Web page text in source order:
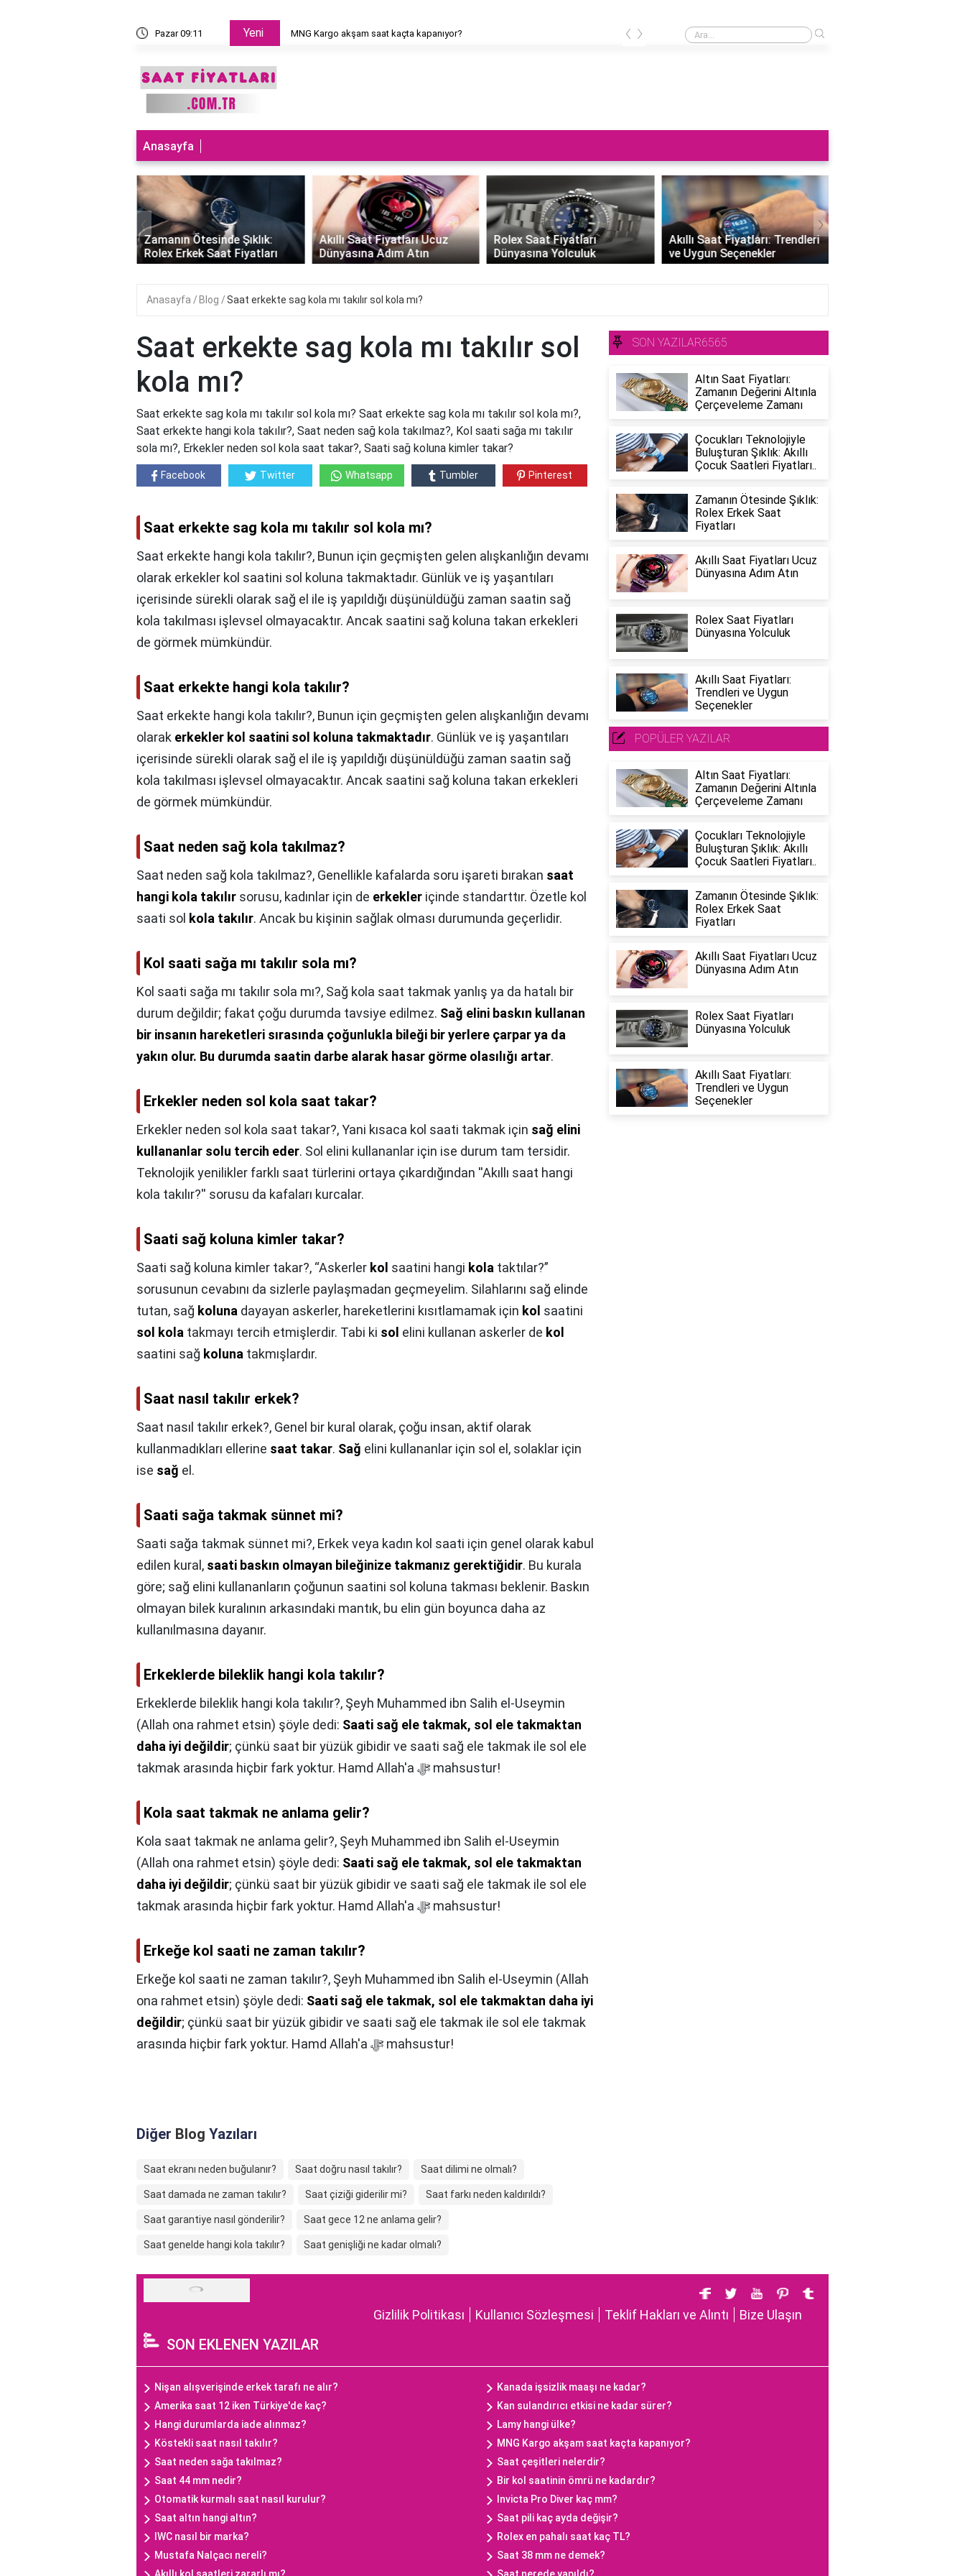
Pazar 09:11 Yeni MNG Kargo akşam saat kaçta kapanıyor? Saat neden sağa takılmaz?
‹ ›
Anasayfa
Zamanın Ötesinde Şıklık:
Rolex Erkek Saat Fiyatları
Akıllı Saat Fiyatları Ucuz
Dünyasına Adım Atın
Rolex Saat Fiyatları
Dünyasına Yolculuk
Akıllı Saat Fiyatları: Trendleri
ve Uygun Seçenekler
‹ ›
Anasayfa Blog Saat erkekte sag kola mı takılır sol kola mı?
Saat erkekte sag kola mı takılır sol
kola mı?
Saat erkekte sag kola mı takılır sol kola mı? Saat erkekte sag kola mı takılır sol kola mı?,
Saat erkekte hangi kola takılır?, Saat neden sağ kola takılmaz?, Kol saati sağa mı takılır
sola mı?, Erkekler neden sol kola saat takar?, Saati sağ koluna kimler takar?
Facebook Twitter Whatsapp Tumbler Pinterest
Saat erkekte sag kola mı takılır sol kola mı?
Saat erkekte hangi kola takılır?, Bunun için geçmişten gelen alışkanlığın devamı
olarak erkekler kol saatini sol koluna takmaktadır. Günlük ve iş yaşantıları
içerisinde sürekli olarak sağ el ile iş yapıldığı düşünüldüğü zaman saatin sağ
kola takılması işlevsel olmayacaktır. Ancak saatini sağ koluna takan erkekleri
de görmek mümkündür.
Saat erkekte hangi kola takılır?
Saat erkekte hangi kola takılır?, Bunun için geçmişten gelen alışkanlığın devamı
olarak erkekler kol saatini sol koluna takmaktadır. Günlük ve iş yaşantıları
içerisinde sürekli olarak sağ el ile iş yapıldığı düşünüldüğü zaman saatin sağ
kola takılması işlevsel olmayacaktır. Ancak saatini sağ koluna takan erkekleri
de görmek mümkündür.
Saat neden sağ kola takılmaz?
Saat neden sağ kola takılmaz?, Genellikle kafalarda soru işareti bırakan saat
hangi kola takılır sorusu, kadınlar için de erkekler içinde standarttır. Özetle kol
saati sol kola takılır. Ancak bu kişinin sağlak olması durumunda geçerlidir.
Kol saati sağa mı takılır sola mı?
Kol saati sağa mı takılır sola mı?, Sağ kola saat takmak yanlış ya da hatalı bir
durum değildir; fakat çoğu durumda tavsiye edilmez. Sağ elini baskın kullanan
bir insanın hareketleri sırasında çoğunlukla bileği bir yerlere çarpar ya da
yakın olur. Bu durumda saatin darbe alarak hasar görme olasılığı artar.
Erkekler neden sol kola saat takar?
Erkekler neden sol kola saat takar?,Yani kısaca kol saati takmak için sağ elini
kullananlar solu tercih eder. Sol elini kullananlar için ise durum tam tersidir.
Teknolojik yenilikler farklı saat türlerini ortaya çıkardığından ''Akıllı saat hangi
kola takılır?'' sorusu da kafaları kurcalar.
Saati sağ koluna kimler takar?
Saati sağ koluna kimler takar?, “Askerler kol saatini hangi kola taktılar?”
sorusunun cevabını da sizlerle paylaşmadan geçmeyelim. Silahlarını sağ elinde
tutan, sağ koluna dayayan askerler, hareketlerini kısıtlamamak için kol saatini
sol kola takmayı tercih etmişlerdir. Tabi ki sol elini kullanan askerler de kol
saatini sağ koluna takmışlardır.
Saat nasıl takılır erkek?
Saat nasıl takılır erkek?, Genel bir kural olarak, çoğu insan, aktif olarak
kullanmadıkları ellerine saat takar. Sağ elini kullananlar için sol el, solaklar için
ise sağ el.
Saati sağa takmak sünnet mi?
Saati sağa takmak sünnet mi?, Erkek veya kadın kol saati için genel olarak kabul
edilen kural, saati baskın olmayan bileğinize takmanız gerektiğidir. Bu kurala
göre; sağ elini kullananların çoğunun saatini sol koluna takması beklenir. Baskın
olmayan bilek kuralının arkasındaki mantık, bu elin gün boyunca daha az
kullanılmasına dayanır.
Erkeklerde bileklik hangi kola takılır?
Erkeklerde bileklik hangi kola takılır?, Şeyh Muhammed ibn Salih el-Useymin
(Allah ona rahmet etsin) şöyle dedi: Saati sağ ele takmak, sol ele takmaktan
daha iyi değildir; çünkü saat bir yüzük gibidir ve saati sağ ele takmak ile sol ele
takmak arasında hiçbir fark yoktur. Hamd Allah'a ﷻ mahsustur!
Kola saat takmak ne anlama gelir?
Kola saat takmak ne anlama gelir?, Şeyh Muhammed ibn Salih el-Useymin
(Allah ona rahmet etsin) şöyle dedi: Saati sağ ele takmak, sol ele takmaktan
daha iyi değildir; çünkü saat bir yüzük gibidir ve saati sağ ele takmak ile sol ele
takmak arasında hiçbir fark yoktur. Hamd Allah'a ﷻ mahsustur!
Erkeğe kol saati ne zaman takılır?
Erkeğe kol saati ne zaman takılır?, Şeyh Muhammed ibn Salih el-Useymin (Allah
ona rahmet etsin) şöyle dedi: Saati sağ ele takmak, sol ele takmaktan daha iyi
değildir; çünkü saat bir yüzük gibidir ve saati sağ ele takmak ile sol ele takmak
arasında hiçbir fark yoktur. Hamd Allah'a ﷻ mahsustur!
Diğer Blog Yazıları
Saat ekranı neden buğulanır? Saat doğru nasıl takılır? Saat dilimi ne olmalı?
Saat damada ne zaman takılır? Saat çiziği giderilir mi? Saat farkı neden kaldırıldı?
Saat garantiye nasıl gönderilir? Saat gece 12 ne anlama gelir?
Saat genelde hangi kola takılır? Saat genişliği ne kadar olmalı?
SON YAZILAR6565
Altın Saat Fiyatları:
Zamanın Değerini Altınla
Çerçeveleme Zamanı
Çocukları Teknolojiyle
Buluşturan Şıklık: Akıllı
Çocuk Saatleri Fiyatları..
Zamanın Ötesinde Şıklık:
Rolex Erkek Saat
Fiyatları
Akıllı Saat Fiyatları Ucuz
Dünyasına Adım Atın
Rolex Saat Fiyatları
Dünyasına Yolculuk
Akıllı Saat Fiyatları:
Trendleri ve Uygun
Seçenekler
POPÜLER YAZILAR
Altın Saat Fiyatları:
Zamanın Değerini Altınla
Çerçeveleme Zamanı
Çocukları Teknolojiyle
Buluşturan Şıklık: Akıllı
Çocuk Saatleri Fiyatları..
Zamanın Ötesinde Şıklık:
Rolex Erkek Saat
Fiyatları
Akıllı Saat Fiyatları Ucuz
Dünyasına Adım Atın
Rolex Saat Fiyatları
Dünyasına Yolculuk
Akıllı Saat Fiyatları:
Trendleri ve Uygun
Seçenekler
Gizlilik Politikası Kullanıcı Sözleşmesi Teklif Hakları ve Alıntı Bize Ulaşın
SON EKLENEN YAZILAR
Nişan alışverişinde erkek tarafı ne alır?
Kanada işsizlik maaşı ne kadar?
Amerika saat 12 iken Türkiye'de kaç?
Kan sulandırıcı etkisi ne kadar sürer?
Hangi durumlarda iade alınmaz?
Lamy hangi ülke?
Köstekli saat nasıl takılır?
MNG Kargo akşam saat kaçta kapanıyor?
Saat neden sağa takılmaz?
Saat çeşitleri nelerdir?
Saat 44 mm nedir?
Bir kol saatinin ömrü ne kadardır?
Otomatik kurmalı saat nasıl kurulur?
Invicta Pro Diver kaç mm?
Saat altın hangi altın?
Saat pili kaç ayda değişir?
IWC nasıl bir marka?
Rolex en pahalı saat kaç TL?
Mustafa Nalçacı nereli?
Saat 38 mm ne demek?